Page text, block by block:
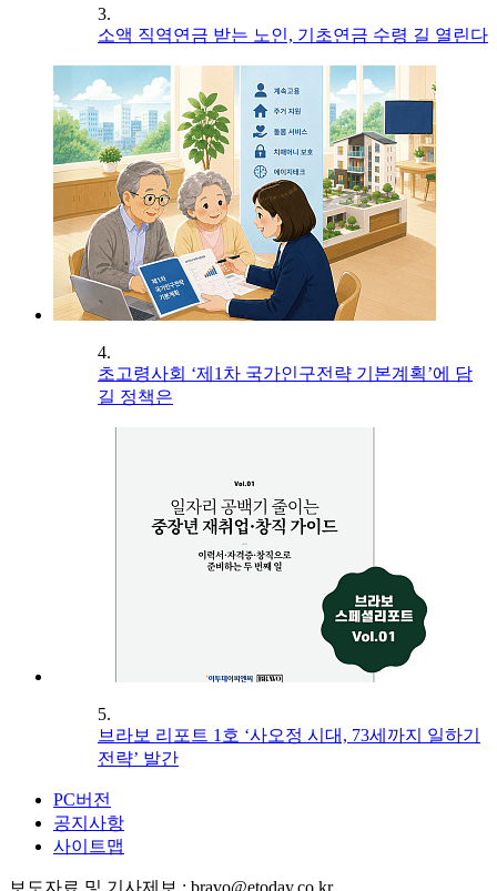
3.
소액 직역연금 받는 노인, 기초연금 수령 길 열린다
4.
초고령사회 ‘제1차 국가인구전략 기본계획’에 담
길 정책은
5.
브라보 리포트 1호 ‘사오정 시대, 73세까지 일하기
전략’ 발간
PC버전
공지사항
사이트맵